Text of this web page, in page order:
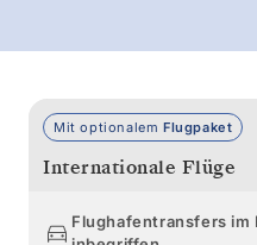
Mit optionalem Flugpaket
Internationale Flüge
Flughafentransfers im